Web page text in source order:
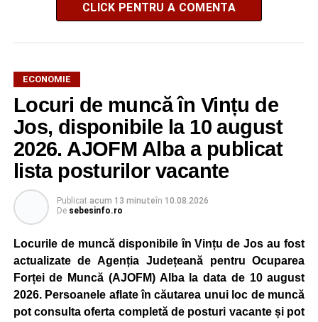
CLICK PENTRU A COMENTA
ECONOMIE
Locuri de muncă în Vințu de
Jos, disponibile la 10 august
2026. AJOFM Alba a publicat
lista posturilor vacante
Publicat acum 13 minuteîn 10.08.2026
De sebesinfo.ro
Locurile de muncă disponibile în Vințu de Jos au fost
actualizate de Agenția Județeană pentru Ocuparea
Forței de Muncă (AJOFM) Alba la data de 10 august
2026. Persoanele aflate în căutarea unui loc de muncă
pot consulta oferta completă de posturi vacante și pot